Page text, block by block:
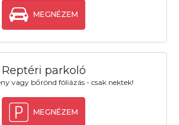
MEGNÉZEM
Reptéri parkoló
vagy bőrönd fóliázás - csak nektek!
MEGNÉZEM